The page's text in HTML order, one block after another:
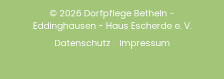
© 2026 Dorfpflege Betheln -
Eddinghausen - Haus Escherde e. V.
Datenschutz
Impressum